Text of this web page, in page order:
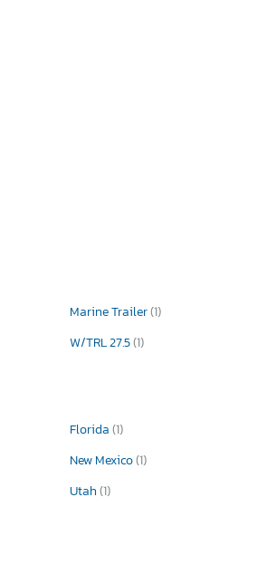
Marine Trailer(1)
W/TRL 27.5(1)
Florida(1)
New Mexico(1)
Utah(1)